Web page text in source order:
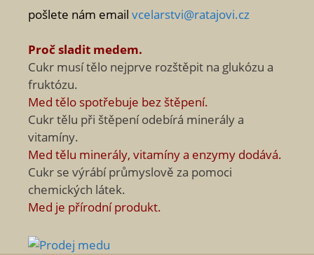
pošlete nám email vcelarstvi@ratajovi.cz
Proč sladit medem.
Cukr musí tělo nejprve rozštěpit na glukózu a
fruktózu.
Med tělo spotřebuje bez štěpení.
Cukr tělu při štěpení odebírá minerály a
vitamíny.
Med tělu minerály, vitamíny a enzymy dodává.
Cukr se výrábí průmyslově za pomoci
chemických látek.
Med je přírodní produkt.